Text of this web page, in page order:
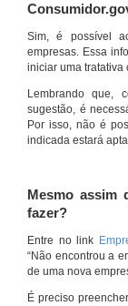
Sim, é possível
empresas. Essa
iniciar uma tratativa
Lembrando que,
sugestão, é
Por isso, não é
indicada estará
Mesmo assim
fazer?
Entre no link
“Não encontrou a
de uma nova
É preciso